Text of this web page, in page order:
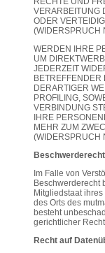
VERARBEITUNG
ODER
(WIDERSPRUCH
WERDEN IHRE
UM
JEDERZEIT
BETREFFENDER
DERARTIGER
PROFILING,
VERBINDUNG
IHRE
MEHR ZUM
(WIDERSPRUCH
Im Falle von
Beschwerderecht
Mitgliedstaat
des Orts des
besteht
gerichtlicher
Recht auf